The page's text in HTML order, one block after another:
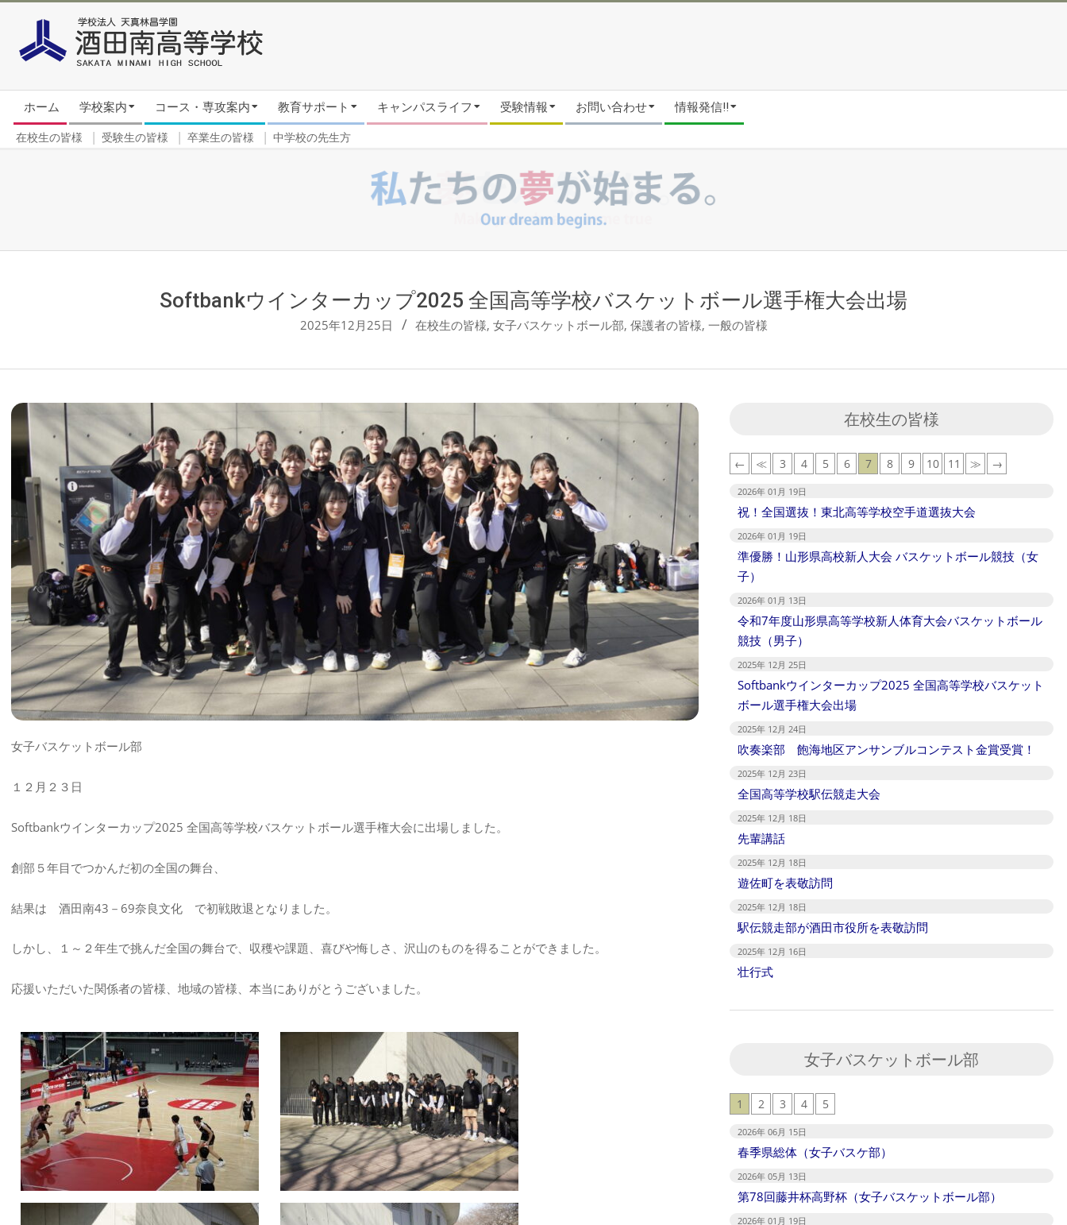
content
Secondary
Navigation
Menu
ホーム 学校案内 コース・専攻案内 教育サポート キャンパスライフ 受験情報 お問い合わせ 情報発信!!
在校生の皆様 受験生の皆様 卒業生の皆様 中学校の先生方
Softbankウインターカップ2025 全国高等学校バスケットボール選手権大会出場
2025年12月25日 在校生の皆様, 女子バスケットボール部, 保護者の皆様, 一般の皆様
女子バスケットボール部
１２月２３日
Softbankウインターカップ2025 全国高等学校バスケットボール選手権大会に出場しました。
創部５年目でつかんだ初の全国の舞台、
結果は 酒田南43－69奈良文化 で初戦敗退となりました。
しかし、１～２年生で挑んだ全国の舞台で、収穫や課題、喜びや悔しさ、沢山のものを得ることができました。
応援いただいた関係者の皆様、地域の皆様、本当にありがとうございました。
在校生の皆様
← ≪ 3 4 5 6 7 8 9 10 11 ≫ →
2026年 01月 19日
祝！全国選抜！東北高等学校空手道選抜大会
2026年 01月 19日
準優勝！山形県高校新人大会 バスケットボール競技（女
子）
2026年 01月 13日
令和7年度山形県高等学校新人体育大会バスケットボール
競技（男子）
2025年 12月 25日
Softbankウインターカップ2025 全国高等学校バスケット
ボール選手権大会出場
2025年 12月 24日
吹奏楽部 飽海地区アンサンブルコンテスト金賞受賞！
2025年 12月 23日
全国高等学校駅伝競走大会
2025年 12月 18日
先輩講話
2025年 12月 18日
遊佐町を表敬訪問
2025年 12月 18日
駅伝競走部が酒田市役所を表敬訪問
2025年 12月 16日
壮行式
女子バスケットボール部
1 2 3 4 5
2026年 06月 15日
春季県総体（女子バスケ部）
2026年 05月 13日
第78回藤井杯高野杯（女子バスケットボール部）
2026年 01月 19日